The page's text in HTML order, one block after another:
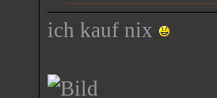
ich kauf nix